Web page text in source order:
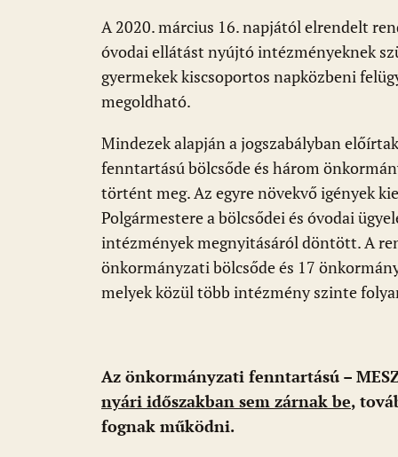
A 2020. március 16. napjától elrendelt
óvodai ellátást nyújtó intézményeknek
gyermekek kiscsoportos napközbeni
megoldható.
Mindezek alapján a jogszabályban
fenntartású bölcsőde és három
történt meg. Az egyre növekvő igények
Polgármestere a bölcsődei és óvodai
intézmények megnyitásáról döntött. A
önkormányzati bölcsőde és 17
melyek közül több intézmény szinte
Az önkormányzati fenntartású –
nyári időszakban sem zárnak be,
fognak működni.